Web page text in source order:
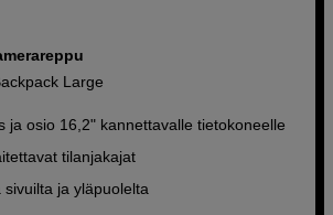
Large
ja osio 16,2" kannettavalle tietokoneelle
tilanjakajat
sivuilta ja yläpuolelta